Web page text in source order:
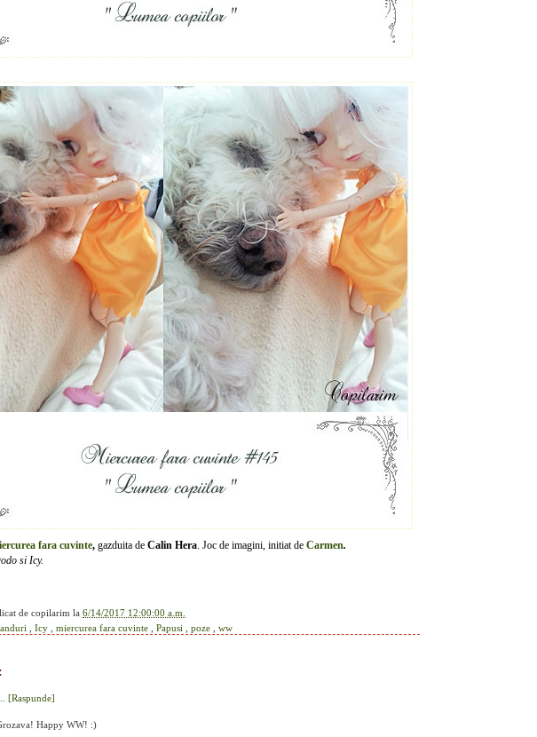
fara cuvinte, gazduita de Calin Hera. Joc de imagini, initiat de Carmen.
si Icy.
de copilarim la 6/14/2017 12:00:00 a.m.
Icy miercurea fara cuvinte Papusi poze ww
[Raspunde]
Happy WW! :)